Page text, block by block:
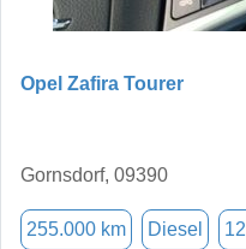
Opel Zafira Tourer
Gornsdorf, 09390
255.000 km Diesel